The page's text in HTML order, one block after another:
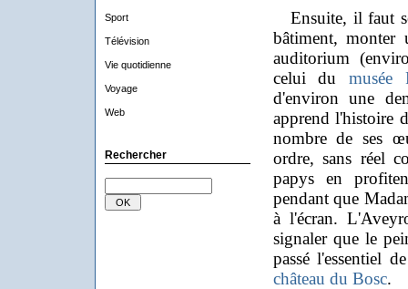
Sport
Télévision
Vie quotidienne
Voyage
Web
Rechercher
Ensuite, il faut
bâtiment,
auditorium
celui dumusée
d'environ une
apprend l'histoire
nombre de ses
ordre, sans réel
papys en
pendant que
à l'écran.
signaler que le
passé l'essentiel
château du Bosc.